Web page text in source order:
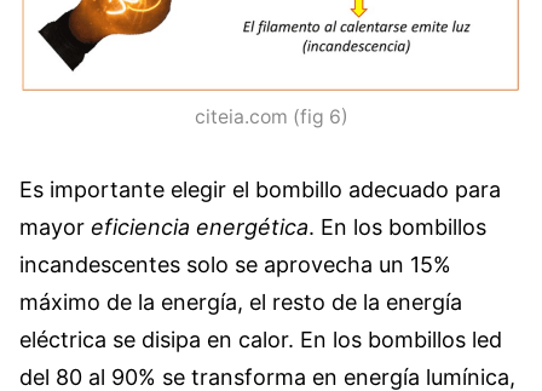
citeia.com (fig 6)
Es importante elegir el bombillo adecuado para
mayor eficiencia energética. En los bombillos
incandescentes solo se aprovecha un 15%
máximo de la energía, el resto de la energía
eléctrica se disipa en calor. En los bombillos led
del 80 al 90% se transforma en energía lumínica,